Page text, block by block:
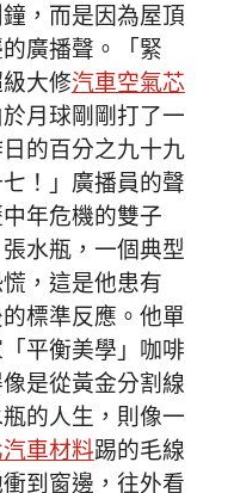
，而是因為屋頂
廣播聲。「緊
大修汽車空氣芯
月球剛剛打了一
的百分之九十九
！」廣播員的聲
年危機的雙子
水瓶，一個典型
，這是他患有
標準反應。他單
平衡美學」咖啡
是從黃金分割線
的人生，則像一
車材料踢的毛線
到窗邊，往外看